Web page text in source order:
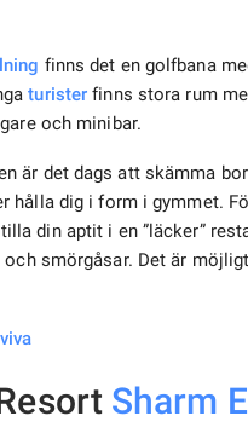
finns det en golfbana
turister finns stora rum
och minibar.
är det dags att skämma
hålla dig i form i gymmet.
din aptit i en ”läcker”
och smörgåsar. Det är
Sharm